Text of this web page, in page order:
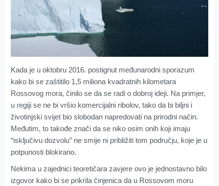
Kada je u oktobru 2016. postignut međunarodni sporazum
kako bi se zaštitilo 1,5 miliona kvadratnih kilometara
Rossovog mora, činilo se da se radi o dobroj ideji. Na primjer,
u regiji se ne bi vršio komercijalni ribolov, tako da bi biljni i
životinjski svijet bio slobodan napredovati na prirodni način.
Međutim, to takođe znači da se niko osim onih koji imaju
“isključivu dozvolu” ne smije ni približiti tom području, koje je u
potpunosti blokirano.
Nekima u zajednici teoretičara zavjere ovo je jednostavno bilo
izgovor kako bi se prikrila činjenica da u Rossovom moru